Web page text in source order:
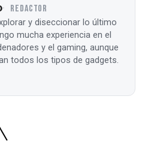
REDACTOR
y diseccionar lo último
mucha experiencia en el
y el gaming, aunque
todos los tipos de gadgets.